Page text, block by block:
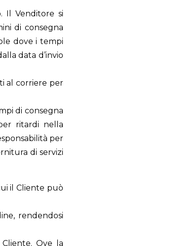
Il Venditore si
di consegna
dove i tempi
data d’invio
al corriere per
di consegna
ritardi nella
per
di servizi
il Cliente può
rendendosi
Ove la